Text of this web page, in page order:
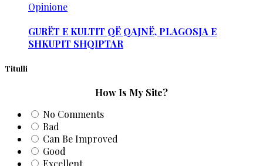
Opinione
GURËT E KULTIT QË QAJNË, PLAGOSJA E
SHKUPIT SHQIPTAR
Titulli
How Is My Site?
No Comments
Bad
Can Be Improved
Good
Excellent